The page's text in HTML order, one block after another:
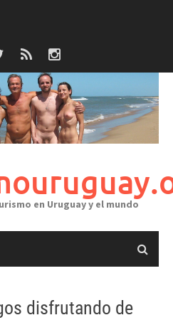
en Uruguay y el mundo
disfrutando de